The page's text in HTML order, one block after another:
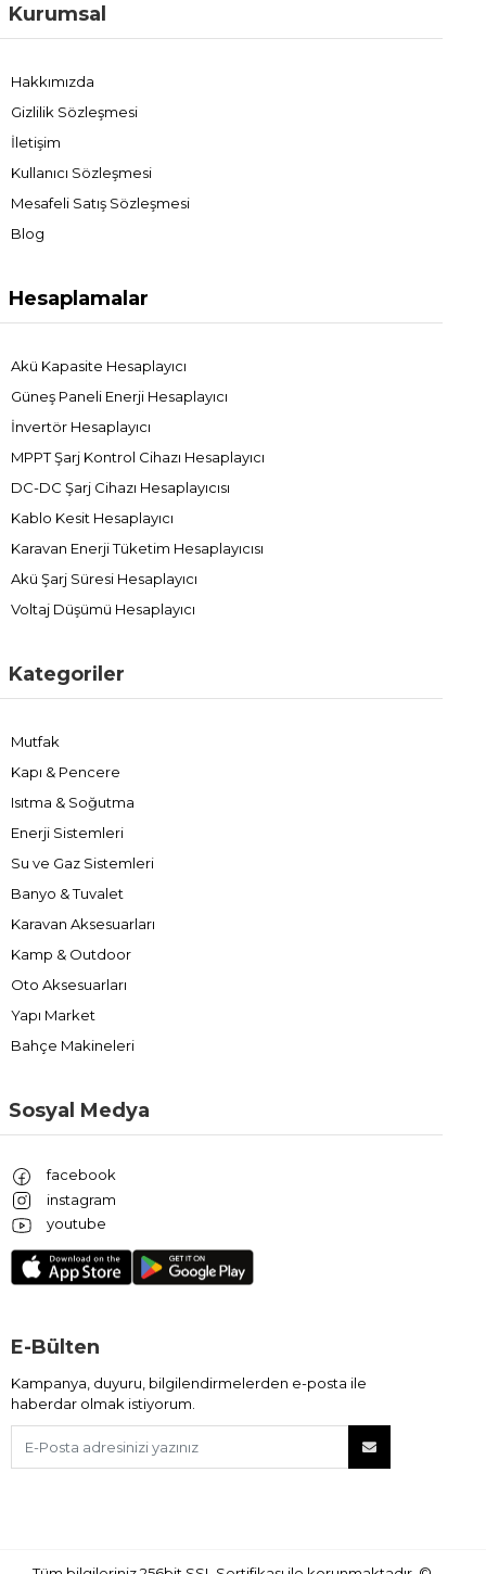
Kurumsal
Hakkımızda
Gizlilik Sözleşmesi
İletişim
Kullanıcı Sözleşmesi
Mesafeli Satış Sözleşmesi
Blog
Hesaplamalar
Akü Kapasite Hesaplayıcı
Güneş Paneli Enerji Hesaplayıcı
İnvertör Hesaplayıcı
MPPT Şarj Kontrol Cihazı Hesaplayıcı
DC-DC Şarj Cihazı Hesaplayıcısı
Kablo Kesit Hesaplayıcı
Karavan Enerji Tüketim Hesaplayıcısı
Akü Şarj Süresi Hesaplayıcı
Voltaj Düşümü Hesaplayıcı
Kategoriler
Mutfak
Kapı & Pencere
Isıtma & Soğutma
Enerji Sistemleri
Su ve Gaz Sistemleri
Banyo & Tuvalet
Karavan Aksesuarları
Kamp & Outdoor
Oto Aksesuarları
Yapı Market
Bahçe Makineleri
Sosyal Medya
facebook
instagram
youtube
E-Bülten
Kampanya, duyuru, bilgilendirmelerden e-posta ile
haberdar olmak istiyorum.